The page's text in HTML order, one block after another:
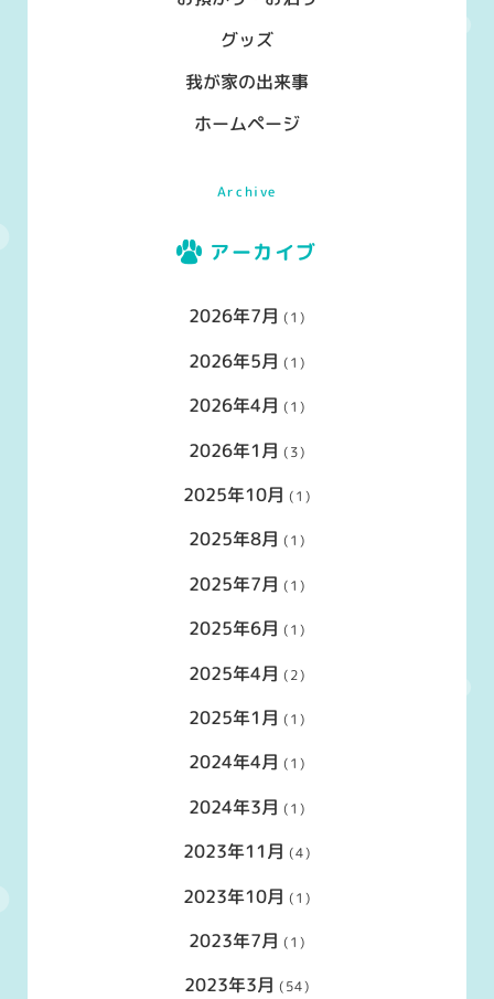
グッズ
我が家の出来事
ホームページ
Archive
アーカイブ
2026年7月 (1)
2026年5月 (1)
2026年4月 (1)
2026年1月 (3)
2025年10月 (1)
2025年8月 (1)
2025年7月 (1)
2025年6月 (1)
2025年4月 (2)
2025年1月 (1)
2024年4月 (1)
2024年3月 (1)
2023年11月 (4)
2023年10月 (1)
2023年7月 (1)
2023年3月 (54)